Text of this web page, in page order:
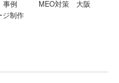
例
ジ制作
MEO対策 大阪